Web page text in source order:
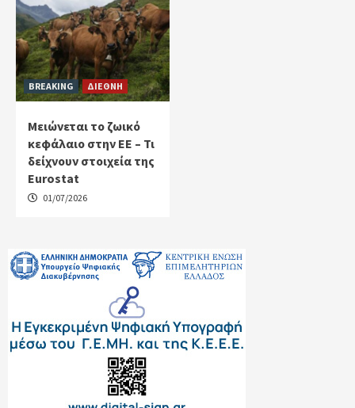
BREAKING ΔΙΕΘΝΗ
Μειώνεται το ζωικό
κεφάλαιο στην ΕΕ – Τι
δείχνουν στοιχεία της
Eurostat
01/07/2026